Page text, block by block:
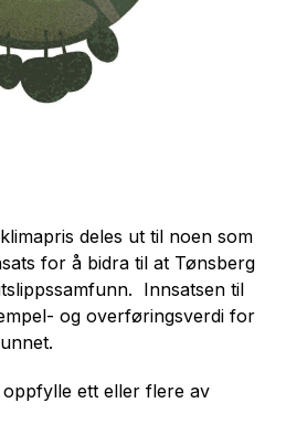
deles ut til noen som
for å bidra til at Tønsberg
Innsatsen til
og overføringsverdi for
ett eller flere av